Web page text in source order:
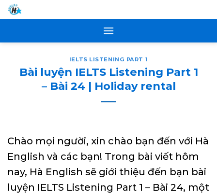
Skip
to
IELTS LISTENING PART 1
Bài luyện IELTS Listening Part 1
– Bài 24 | Holiday rental
Chào mọi người, xin chào bạn đến với Hà
English và các bạn! Trong bài viết hôm
nay, Hà English sẽ giới thiệu đến bạn bài
luyện IELTS Listening Part 1 – Bài 24, một